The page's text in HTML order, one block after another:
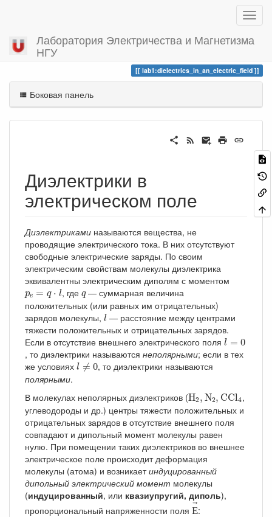
Лаборатория Электричества и Магнетизма
НГУ
Вы посетили
lab1:dielectrics_in_an_electric_field
Боковая панель
Диэлектрики в
электрическом поле
Диэлектриками называются вещества, не
проводящие электрического тока. В них отсутствуют
свободные электрические заряды. По своим
электрическим свойствам молекулы диэлектрика
эквивалентны электрическим диполям с моментом
pe = q ⋅ l
pe=q⋅l , где q
q— суммарная величина
положительных (или равных им отрицательных)
зарядов молекулы, ll — расстояние между центрами
тяжести положительных и отрицательных зарядов.
Если в отсутствие внешнего электрического поля l = 0
l=
, то диэлектрики называются неполярными; если в тех
же условиях l ≠ 0
l≠0
, то диэлектрики называются
полярными.
В молекулах неполярных диэлектриков (H2, N2, CCl4
H N2 CCl ,
углеводороды и др.) центры тяжести положительных и
отрицательных зарядов в отсутствие внешнего поля
совпадают и дипольный момент молекулы равен
нулю. При помещении таких диэлектриков во внешнее
электрическое поле происходит деформация
молекулы (атома) и возникаетиндуцированный
дипольный электрический момент молекулы
(индуцированный, или квазиупругий, диполь),
пропорциональный напряженности поля →
Е
Е→
: